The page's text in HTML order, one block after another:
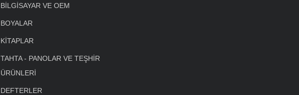
BİLGİSAYAR VE OEM
BOYALAR
KİTAPLAR
TAHTA - PANOLAR VE TEŞHİR
ÜRÜNLERİ
DEFTERLER